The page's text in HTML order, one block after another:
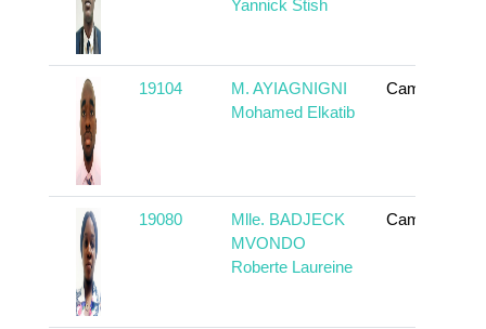
Yannick Stish
19104
M. AYIAGNIGNI
Mohamed Elkatib
Cameroun
19080
Mlle. BADJECK
MVONDO
Roberte Laureine
Cameroun